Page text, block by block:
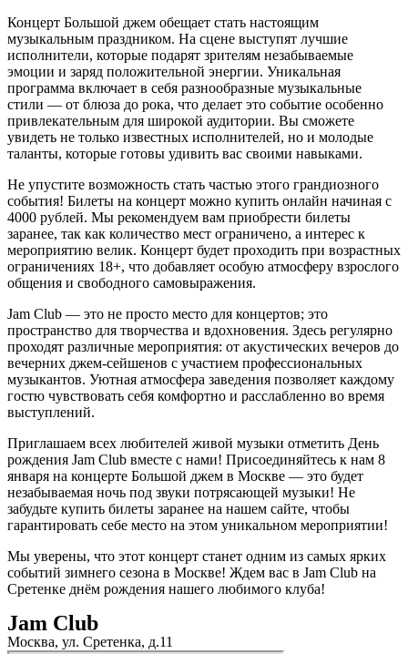
Концерт Большой джем обещает стать настоящим
музыкальным праздником. На сцене выступят лучшие
исполнители, которые подарят зрителям незабываемые
эмоции и заряд положительной энергии. Уникальная
программа включает в себя разнообразные музыкальные
стили — от блюза до рока, что делает это событие особенно
привлекательным для широкой аудитории. Вы сможете
увидеть не только известных исполнителей, но и молодые
таланты, которые готовы удивить вас своими навыками.
Не упустите возможность стать частью этого грандиозного
события! Билеты на концерт можно купить онлайн начиная с
4000 рублей. Мы рекомендуем вам приобрести билеты
заранее, так как количество мест ограничено, а интерес к
мероприятию велик. Концерт будет проходить при возрастных
ограничениях 18+, что добавляет особую атмосферу взрослого
общения и свободного самовыражения.
Jam Club — это не просто место для концертов; это
пространство для творчества и вдохновения. Здесь регулярно
проходят различные мероприятия: от акустических вечеров до
вечерних джем-сейшенов с участием профессиональных
музыкантов. Уютная атмосфера заведения позволяет каждому
гостю чувствовать себя комфортно и расслабленно во время
выступлений.
Приглашаем всех любителей живой музыки отметить День
рождения Jam Club вместе с нами! Присоединяйтесь к нам 8
января на концерте Большой джем в Москве — это будет
незабываемая ночь под звуки потрясающей музыки! Не
забудьте купить билеты заранее на нашем сайте, чтобы
гарантировать себе место на этом уникальном мероприятии!
Мы уверены, что этот концерт станет одним из самых ярких
событий зимнего сезона в Москве! Ждем вас в Jam Club на
Сретенке днём рождения нашего любимого клуба!
Jam Club
Москва, ул. Сретенка, д.11